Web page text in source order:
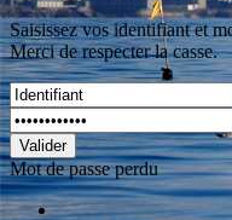
Saisissez vos identifiant et
Merci de respecter la casse.
Valider
Mot de passe perdu